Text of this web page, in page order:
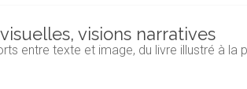
visions narratives
entre texte et image, du livre illustré à la